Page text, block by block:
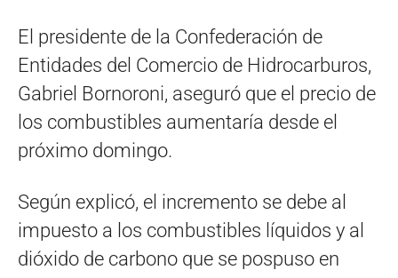
El presidente de la Confederación de
Entidades del Comercio de Hidrocarburos,
Gabriel Bornoroni, aseguró que el precio de
los combustibles aumentaría desde el
próximo domingo.
Según explicó, el incremento se debe al
impuesto a los combustibles líquidos y al
dióxido de carbono que se pospuso en